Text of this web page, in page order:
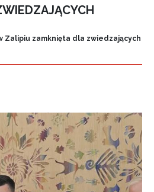
Zalipiu zamknięta dla zwiedzających